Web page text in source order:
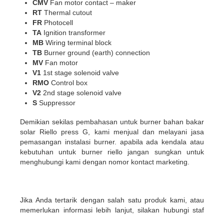
CMV Fan motor contact – maker
RT Thermal cutout
FR Photocell
TA Ignition transformer
MB Wiring terminal block
TB Burner ground (earth) connection
MV Fan motor
V1 1st stage solenoid valve
RMO Control box
V2 2nd stage solenoid valve
S Suppressor
Demikian sekilas pembahasan untuk burner bahan bakar
solar Riello press G, kami menjual dan melayani jasa
pemasangan instalasi burner. apabila ada kendala atau
kebutuhan untuk burner riello jangan sungkan untuk
menghubungi kami dengan nomor kontact marketing.
Jika Anda tertarik dengan salah satu produk kami, atau
memerlukan informasi lebih lanjut, silakan hubungi staf